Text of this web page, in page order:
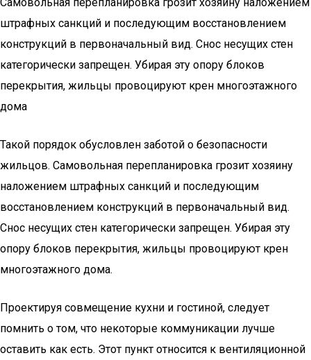
штрафных санкций и последующим восстановлением
конструкций в первоначальный вид. Снос несущих стен
категорически запрещен. Убирая эту опору блоков
перекрытия, жильцы провоцируют крен многоэтажного
дома
Такой порядок обусловлен заботой о безопасности
жильцов. Самовольная перепланировка грозит хозяину
наложением штрафных санкций и последующим
восстановлением конструкций в первоначальный вид.
Снос несущих стен категорически запрещен. Убирая эту
опору блоков перекрытия, жильцы провоцируют крен
многоэтажного дома.
Проектируя совмещение кухни и гостиной, следует
помнить о том, что некоторые коммуникации лучше
оставить как есть. Этот пункт относится к вентиляционной